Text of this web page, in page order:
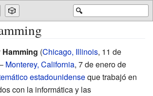
🔍
🎲
(Chicago, Illinois, 11 de
Monterey, California, 7 de enero de
estadounidenseque trabajó en
con la informática y las